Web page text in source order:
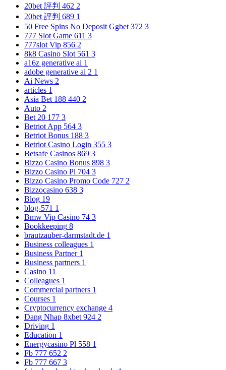
20bet 評判 462 2
20bet 評判 689 1
50 Free Spins No Deposit Ggbet 372 3
777 Slot Game 611 3
777slot Vip 856 2
8k8 Casino Slot 561 3
a16z generative ai 1
adobe generative ai 2 1
Ai News 2
articles 1
Asia Bet 188 440 2
Auto 2
Bet 20 177 3
Betriot App 564 3
Betriot Bonus 188 3
Betriot Casino Login 355 3
Betsafe Casinos 869 3
Bizzo Casino Bonus 898 3
Bizzo Casino Pl 704 3
Bizzo Casino Promo Code 727 2
Bizzocasino 638 3
Blog 19
blog-571 1
Bmw Vip Casino 74 3
Bookkeeping 8
brautzauber-darmstadt.de 1
Business colleagues 1
Business Partner 1
Business partners 1
Casino 11
Colleagues 1
Commercial partners 1
Courses 1
Cryptocurrency exchange 4
Dang Nhap 8xbet 924 2
Driving 1
Education 1
Energycasino Pl 558 1
Fb 777 652 2
Fb 777 667 3